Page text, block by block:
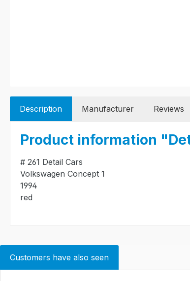
Description Manufacturer Reviews
Product information
# 261 Detail Cars
Volkswagen Concept 1
1994
red
Customers have also seen